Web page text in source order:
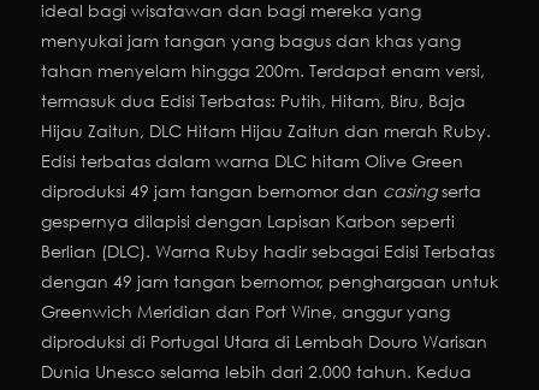
ideal bagi wisatawan dan bagi mereka yang
menyukai jam tangan yang bagus dan khas yang
tahan menyelam hingga 200m. Terdapat enam versi,
termasuk dua Edisi Terbatas: Putih, Hitam, Biru, Baja
Hijau Zaitun, DLC Hitam Hijau Zaitun dan merah Ruby.
Edisi terbatas dalam warna DLC hitam Olive Green
diproduksi 49 jam tangan bernomor dan casingserta
gespernya dilapisi dengan Lapisan Karbon seperti
Berlian (DLC). Warna Ruby hadir sebagai Edisi Terbatas
dengan 49 jam tangan bernomor, penghargaan untuk
Greenwich Meridian dan Port Wine, anggur yang
diproduksi di Portugal Utara di Lembah Douro Warisan
Dunia Unesco selama lebih dari 2.000 tahun. Kedua